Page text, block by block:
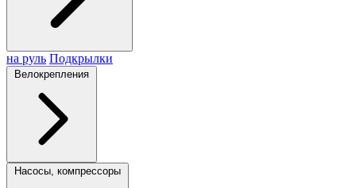
на руль Подкрылки
Велокрепления
Насосы, компрессоры